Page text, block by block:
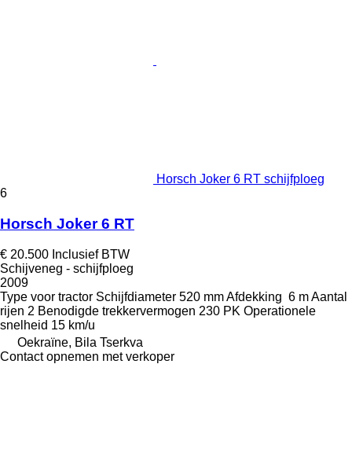
Horsch Joker 6 RT schijfploeg
6
Horsch Joker 6 RT
€ 20.500 Inclusief BTW
Schijveneg - schijfploeg
2009
Type voor tractor Schijfdiameter 520 mmAfdekking 6 mAantal
rijen 2 Benodigde trekkervermogen 230 PK Operationele
snelheid 15 km/u
Oekraïne, Bila Tserkva
Contact opnemen met verkoper